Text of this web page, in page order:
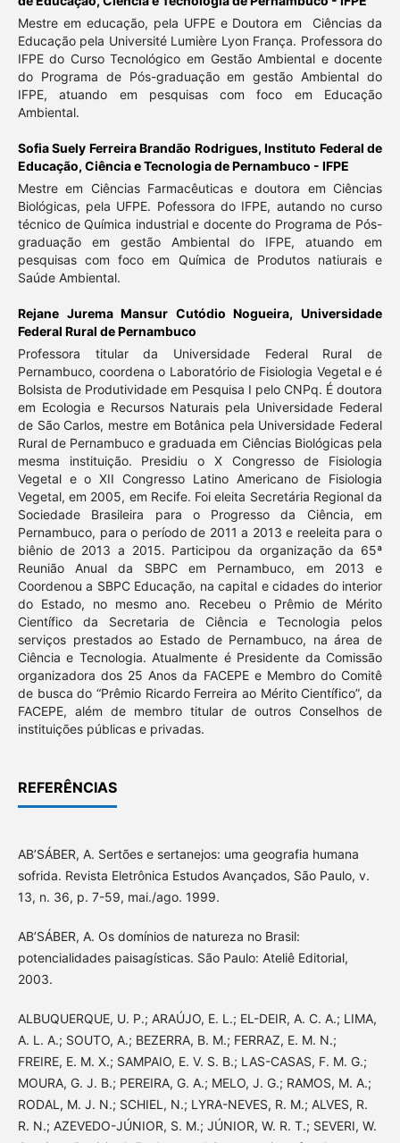
Mestre em educação, pela UFPE e Doutora em Ciências da
Educação pela Université Lumière Lyon França. Professora do
IFPE do Curso Tecnológico em Gestão Ambiental e docente
do Programa de Pós-graduação em gestão Ambiental do
IFPE, atuando em pesquisas com foco em Educação
Ambiental.
Sofia Suely Ferreira Brandão Rodrigues,Instituto Federal de
Educação, Ciência e Tecnologia de Pernambuco - IFPE
Mestre em Ciências Farmacêuticas e doutora em Ciências
Biológicas, pela UFPE. Pofessora do IFPE, autando no curso
técnico de Química industrial e docente do Programa de Pós-
graduação em gestão Ambiental do IFPE, atuando em
pesquisas com foco em Química de Produtos natiurais e
Saúde Ambiental.
Rejane Jurema Mansur Cutódio Nogueira,Universidade
Federal Rural de Pernambuco
Professora titular da Universidade Federal Rural de
Pernambuco, coordena o Laboratório de Fisiologia Vegetal e é
Bolsista de Produtividade em Pesquisa I pelo CNPq. É doutora
em Ecologia e Recursos Naturais pela Universidade Federal
de São Carlos, mestre em Botânica pela Universidade Federal
Rural de Pernambuco e graduada em Ciências Biológicas pela
mesma instituição. Presidiu o X Congresso de Fisiologia
Vegetal e o XII Congresso Latino Americano de Fisiologia
Vegetal, em 2005, em Recife. Foi eleita Secretária Regional da
Sociedade Brasileira para o Progresso da Ciência, em
Pernambuco, para o período de 2011 a 2013 e reeleita para o
biênio de 2013 a 2015. Participou da organização da 65ª
Reunião Anual da SBPC em Pernambuco, em 2013 e
Coordenou a SBPC Educação, na capital e cidades do interior
do Estado, no mesmo ano. Recebeu o Prêmio de Mérito
Científico da Secretaria de Ciência e Tecnologia pelos
serviços prestados ao Estado de Pernambuco, na área de
Ciência e Tecnologia. Atualmente é Presidente da Comissão
organizadora dos 25 Anos da FACEPE e Membro do Comitê
de busca do “Prêmio Ricardo Ferreira ao Mérito Científico”, da
FACEPE, além de membro titular de outros Conselhos de
instituições públicas e privadas.
REFERÊNCIAS
AB’SÁBER, A. Sertões e sertanejos: uma geografia humana
sofrida. Revista Eletrônica Estudos Avançados, São Paulo, v.
13, n. 36, p. 7-59, mai./ago. 1999.
AB’SÁBER, A. Os domínios de natureza no Brasil:
potencialidades paisagísticas. São Paulo: Ateliê Editorial,
2003.
ALBUQUERQUE, U. P.; ARAÚJO, E. L.; EL-DEIR, A. C. A.; LIMA,
A. L. A.; SOUTO, A.; BEZERRA, B. M.; FERRAZ, E. M. N.;
FREIRE, E. M. X.; SAMPAIO, E. V. S. B.; LAS-CASAS, F. M. G.;
MOURA, G. J. B.; PEREIRA, G. A.; MELO, J. G.; RAMOS, M. A.;
RODAL, M. J. N.; SCHIEL, N.; LYRA-NEVES, R. M.; ALVES, R.
R. N.; AZEVEDO-JÚNIOR, S. M.; JÚNIOR, W. R. T.; SEVERI, W.